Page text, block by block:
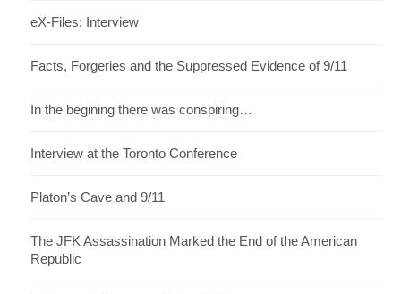
eX-Files: Interview
Facts, Forgeries and the Suppressed Evidence of 9/11
In the begining there was conspiring…
Interview at the Toronto Conference
Platon’s Cave and 9/11
The JFK Assassination Marked the End of the American
Republic